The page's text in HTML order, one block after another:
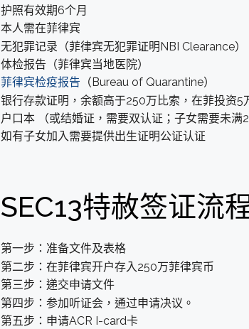
护照有效期6个月
本人需在菲律宾
无犯罪记录（菲律宾无犯罪证明NBI Clearance）
体检报告（菲律宾当地医院）
菲律宾检疫报告 （Bureau of Quarantine）
银行存款证明，余额高于250万比索，在菲投资5
户口本 （或结婚证，需要双认证；子女需要未满
如有子女加入需要提供出生证明公证认证
SEC13特赦签证流
第一步：准备文件及表格
第二步：在菲律宾开户存入250万菲律宾币
第三步：递交申请文件
第四步：参加听证会，通过申请决议。
第五步：申请ACR I-card卡